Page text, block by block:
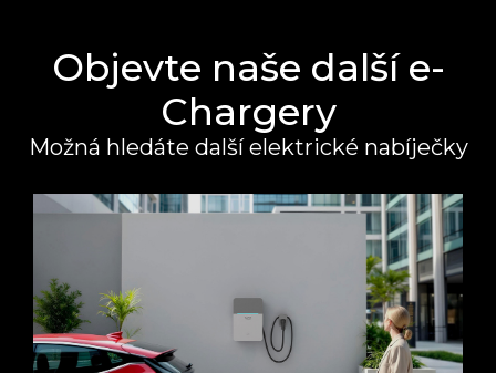
Objevte naše další e-
Chargery
Možná hledáte další elektrické nabíječky